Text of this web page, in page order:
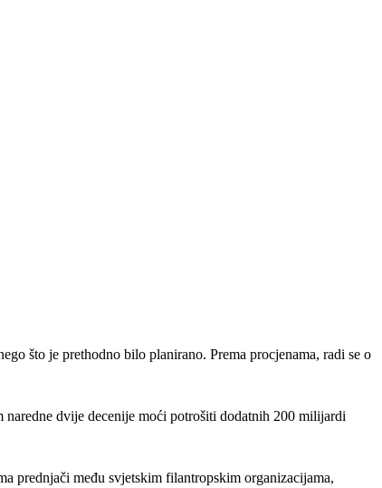
što je prethodno bilo planirano. Prema procjenama, radi se o
dvije decenije moći potrošiti dodatnih 200 milijardi
prednjači među svjetskim filantropskim organizacijama,